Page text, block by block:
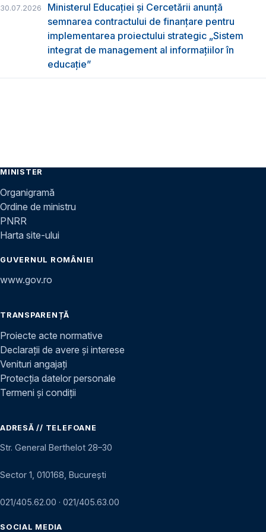
30.07.2026
Ministerul Educației și Cercetării anunță
semnarea contractului de finanțare pentru
implementarea proiectului strategic „Sistem
integrat de management al informațiilor în
educație”
MINISTER
Organigramă
Ordine de ministru
PNRR
Harta site-ului
GUVERNUL ROMÂNIEI
www.gov.ro
TRANSPARENȚĂ
Proiecte acte normative
Declarații de avere și interese
Venituri angajați
Protecția datelor personale
Termeni și condiții
ADRESĂ // TELEFOANE
Str. General Berthelot 28–30
Sector 1, 010168, București
021/405.62.00 · 021/405.63.00
SOCIAL MEDIA